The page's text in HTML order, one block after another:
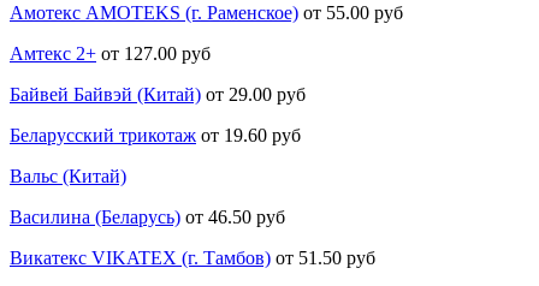
Амотекс AMOTEKS (г. Раменское) от 55.00 руб
Амтекс 2+ от 127.00 руб
Байвей Байвэй (Китай) от 29.00 руб
Беларусский трикотаж от 19.60 руб
Вальс (Китай)
Василина (Беларусь) от 46.50 руб
Викатекс VIKATEX (г. Тамбов) от 51.50 руб